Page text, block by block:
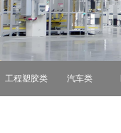
工程塑胶类 汽车类